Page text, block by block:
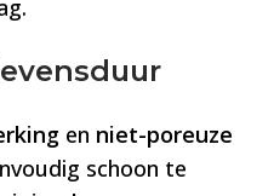
en niet-poreuze
schoon te